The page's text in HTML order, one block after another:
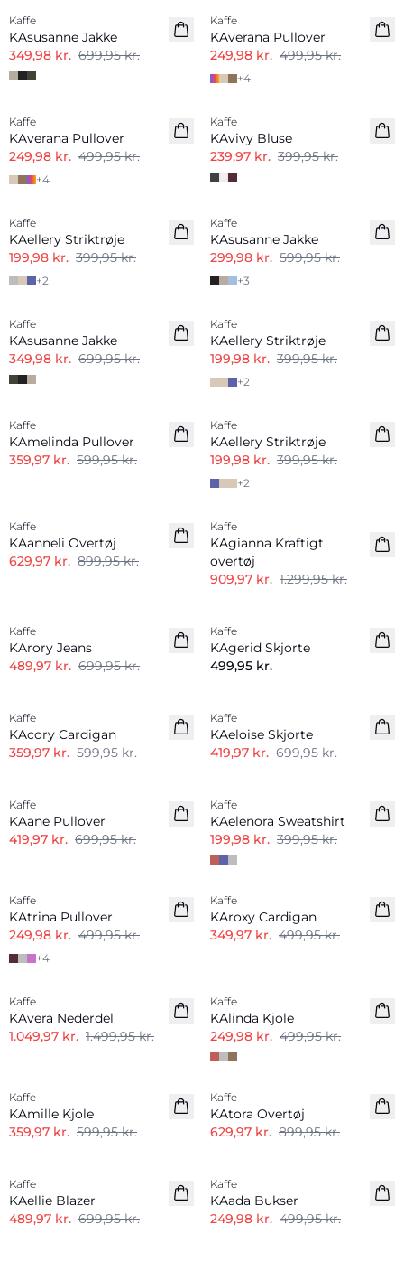
Kaffe
KAsusanne Jakke
349,98 kr. 699,95 kr.
Kaffe
KAverana Pullover
249,98 kr. 499,95 kr.
+4
Kaffe
KAverana Pullover
249,98 kr. 499,95 kr.
+4
Kaffe
KAvivy Bluse
239,97 kr. 399,95 kr.
Kaffe
KAellery Striktrøje
199,98 kr. 399,95 kr.
+2
Kaffe
KAsusanne Jakke
299,98 kr. 599,95 kr.
+3
Kaffe
KAsusanne Jakke
349,98 kr. 699,95 kr.
Kaffe
KAellery Striktrøje
199,98 kr. 399,95 kr.
+2
Kaffe
KAmelinda Pullover
359,97 kr. 599,95 kr.
Kaffe
KAellery Striktrøje
199,98 kr. 399,95 kr.
+2
Kaffe
KAanneli Overtøj
629,97 kr. 899,95 kr.
Kaffe
KAgianna Kraftigt
overtøj
909,97 kr. 1.299,95 kr.
Kaffe
KArory Jeans
489,97 kr. 699,95 kr.
Kaffe
KAgerid Skjorte
499,95 kr.
Kaffe
KAcory Cardigan
359,97 kr. 599,95 kr.
Kaffe
KAeloise Skjorte
419,97 kr. 699,95 kr.
Kaffe
KAane Pullover
419,97 kr. 699,95 kr.
Kaffe
KAelenora Sweatshirt
199,98 kr. 399,95 kr.
Kaffe
KAtrina Pullover
249,98 kr. 499,95 kr.
+4
-30%
Kaffe
KAroxy Cardigan
349,97 kr. 499,95 kr.
Kaffe
KAvera Nederdel
1.049,97 kr. 1.499,95 kr.
Kaffe
KAlinda Kjole
249,98 kr. 499,95 kr.
Kaffe
KAmille Kjole
359,97 kr. 599,95 kr.
-30%
Kaffe
KAtora Overtøj
629,97 kr. 899,95 kr.
Kaffe
KAellie Blazer
489,97 kr. 699,95 kr.
Kaffe
KAada Bukser
249,98 kr. 499,95 kr.